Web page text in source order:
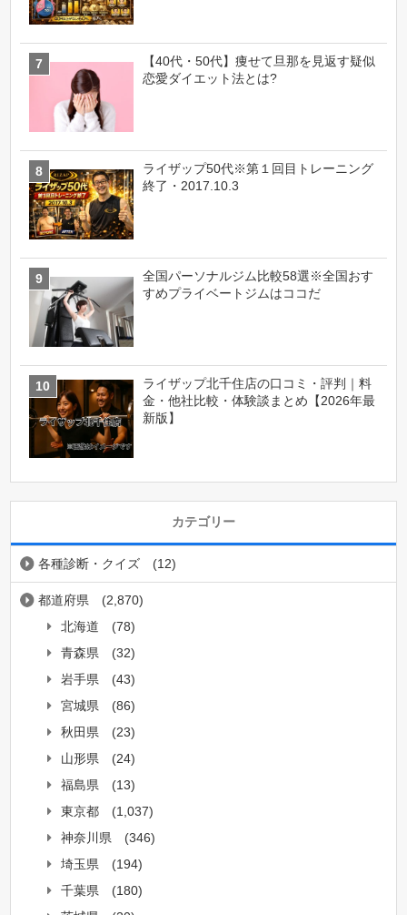
【40代・50代】痩せて旦那を見返す疑似
恋愛ダイエット法とは?
ライザップ50代※第１回目トレーニング
終了・2017.10.3
全国パーソナルジム比較58選※全国おす
すめプライベートジムはココだ
ライザップ北千住店の口コミ・評判｜料
金・他社比較・体験談まとめ【2026年最
新版】
カテゴリー
各種診断・クイズ (12)
都道府県
(2,870)
北海道
(78)
青森県
(32)
岩手県
(43)
宮城県
(86)
秋田県
(23)
山形県
(24)
福島県
(13)
東京都
(1,037)
神奈川県
(346)
埼玉県
(194)
千葉県
(180)